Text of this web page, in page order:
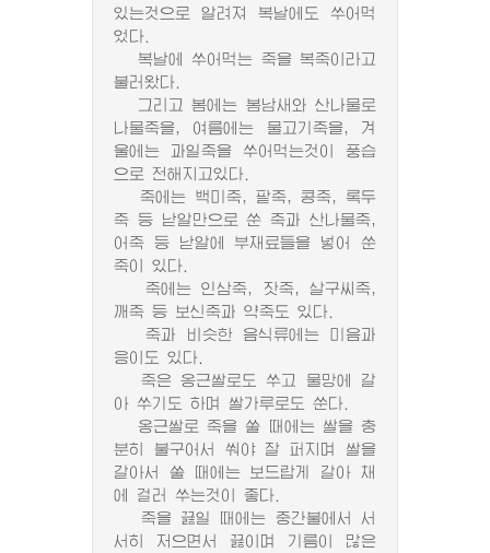
있는것으로 알려져 복날에도 쑤어먹
었다.
복날에 쑤어먹는 죽을 복죽이라고
불러왔다.
그리고 봄에는 봄남새와 산나물로
나물죽을, 여름에는 물고기죽을, 겨
울에는 과일죽을 쑤어먹는것이 풍습
으로 전해지고있다.
죽에는 백미죽, 팥죽, 콩죽, 록두
죽 등 낟알만으로 쑨 죽과 산나물죽,
어죽 등 낟알에 부재료들을 넣어 쑨
죽이 있다.
죽에는 인삼죽, 잣죽, 살구씨죽,
깨죽 등 보신죽과 약죽도 있다.
죽과 비슷한 음식류에는 미음과
응이도 있다.
죽은 옹근쌀로도 쑤고 물망에 갈
아 쑤기도 하며 쌀가루로도 쑨다.
옹근쌀로 죽을 쑬 때에는 쌀을 충
분히 불구어서 쒀야 잘 퍼지며 쌀을
갈아서 쑬 때에는 보드랍게 갈아 채
에 걸러 쑤는것이 좋다.
죽을 끓일 때에는 중간불에서 서
서히 저으면서 끓이며 기름이 많은